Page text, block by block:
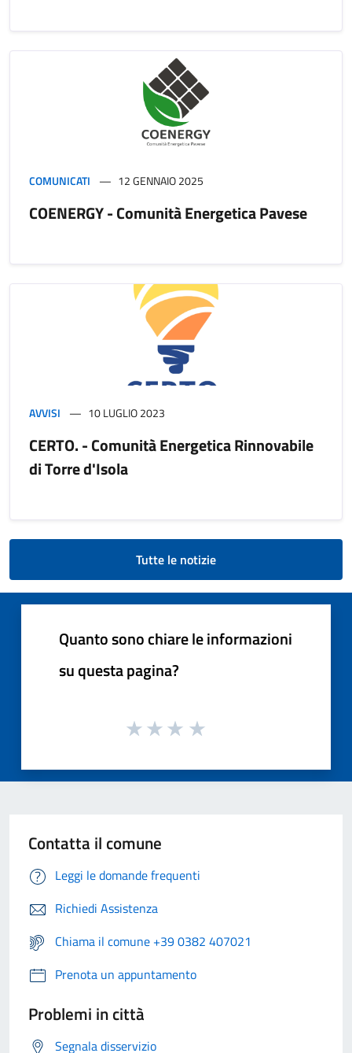
COMUNICATI 12 GENNAIO 2025
COENERGY - Comunità Energetica Pavese
AVVISI 10 LUGLIO 2023
CERTO. - Comunità Energetica Rinnovabile
di Torre d'Isola
Tutte le notizie
Quanto sono chiare le informazioni
su questa pagina?
Contatta il comune
Leggi le domande frequenti
Richiedi Assistenza
Chiama il comune +39 0382 407021
Prenota un appuntamento
Problemi in città
Segnala disservizio